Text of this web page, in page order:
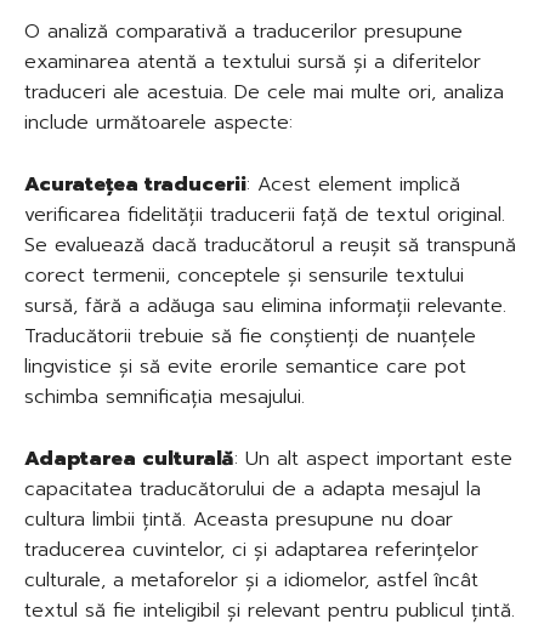
O analiză comparativă a traducerilor presupune
examinarea atentă a textului sursă și a diferitelor
traduceri ale acestuia. De cele mai multe ori, analiza
include următoarele aspecte:
Acuratețea traducerii: Acest element implică
verificarea fidelității traducerii față de textul original.
Se evaluează dacă traducătorul a reușit să transpună
corect termenii, conceptele și sensurile textului
sursă, fără a adăuga sau elimina informații relevante.
Traducătorii trebuie să fie conștienți de nuanțele
lingvistice și să evite erorile semantice care pot
schimba semnificația mesajului.
Adaptarea culturală: Un alt aspect important este
capacitatea traducătorului de a adapta mesajul la
cultura limbii țintă. Aceasta presupune nu doar
traducerea cuvintelor, ci și adaptarea referințelor
culturale, a metaforelor și a idiomelor, astfel încât
textul să fie inteligibil și relevant pentru publicul țintă.